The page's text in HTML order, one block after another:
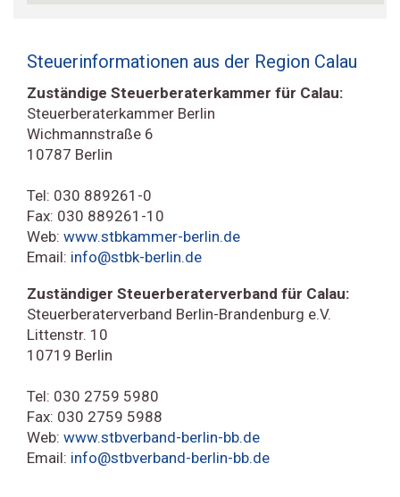
Steuerinformationen aus der Region Calau
Zuständige Steuerberaterkammer für Calau:
Steuerberaterkammer Berlin
Wichmannstraße 6
10787 Berlin
Tel: 030 889261-0
Fax: 030 889261-10
Web: www.stbkammer-berlin.de
Email: info@stbk-berlin.de
Zuständiger Steuerberaterverband für Calau:
Steuerberaterverband Berlin-Brandenburg e.V.
Littenstr. 10
10719 Berlin
Tel: 030 2759 5980
Fax: 030 2759 5988
Web: www.stbverband-berlin-bb.de
Email: info@stbverband-berlin-bb.de